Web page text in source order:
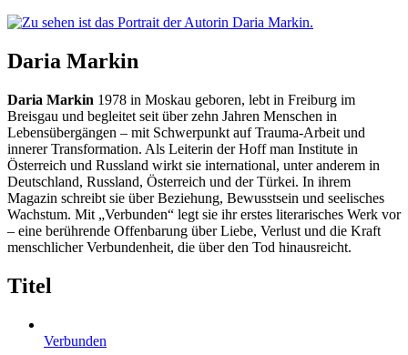
Daria Markin
Daria Markin 1978 in Moskau geboren, lebt in Freiburg im
Breisgau und begleitet seit über zehn Jahren Menschen in
Lebensübergängen – mit Schwerpunkt auf Trauma-Arbeit und
innerer Transformation. Als Leiterin der Hoff man Institute in
Österreich und Russland wirkt sie international, unter anderem in
Deutschland, Russland, Österreich und der Türkei. In ihrem
Magazin schreibt sie über Beziehung, Bewusstsein und seelisches
Wachstum. Mit „Verbunden“ legt sie ihr erstes literarisches Werk vor
– eine berührende Offenbarung über Liebe, Verlust und die Kraft
menschlicher Verbundenheit, die über den Tod hinausreicht.
Titel
Verbunden